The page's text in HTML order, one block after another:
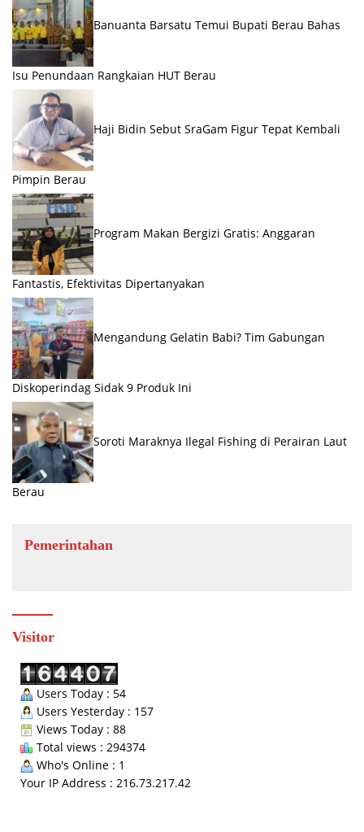
Banuanta Barsatu Temui Bupati Berau Bahas
Isu Penundaan Rangkaian HUT Berau
Haji Bidin Sebut SraGam Figur Tepat Kembali
Pimpin Berau
Program Makan Bergizi Gratis: Anggaran
Fantastis, Efektivitas Dipertanyakan
Mengandung Gelatin Babi? Tim Gabungan
Diskoperindag Sidak 9 Produk Ini
Soroti Maraknya Ilegal Fishing di Perairan Laut
Berau
Pemerintahan
Visitor
Users Today : 54
Users Yesterday : 157
Views Today : 88
Total views : 294374
Who's Online : 1
Your IP Address : 216.73.217.42